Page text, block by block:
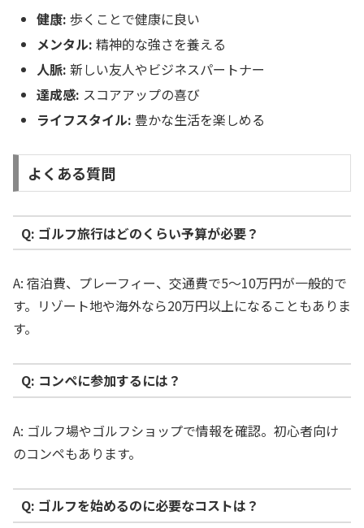
健康: 歩くことで健康に良い
メンタル: 精神的な強さを養える
人脈: 新しい友人やビジネスパートナー
達成感: スコアアップの喜び
ライフスタイル: 豊かな生活を楽しめる
よくある質問
Q: ゴルフ旅行はどのくらい予算が必要？
A: 宿泊費、プレーフィー、交通費で5〜10万円が一般的で
す。リゾート地や海外なら20万円以上になることもありま
す。
Q: コンペに参加するには？
A: ゴルフ場やゴルフショップで情報を確認。初心者向け
のコンペもあります。
Q: ゴルフを始めるのに必要なコストは？